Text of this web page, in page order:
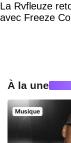
La Rvfleuze
avec Freeze
À la une
Musique